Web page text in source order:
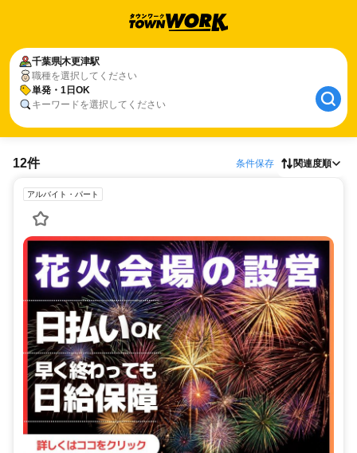
千葉県木更津駅
職種を選択してください
単発・1日OK
キーワードを選択してください
12件 条件保存 関連度順
アルバイト・パート